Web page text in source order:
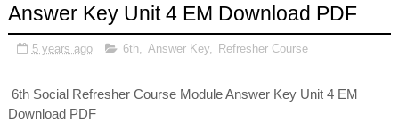
Answer Key Unit 4 EM Download PDF
5 years ago 6th, Answer Key, Refresher Course
6th Social Refresher Course Module Answer Key Unit 4 EM
Download PDF